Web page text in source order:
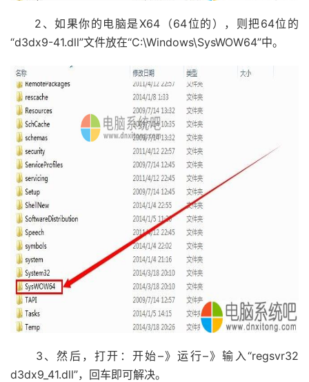
2、如果你的电脑是X64（64位的），则把64位的
“d3dx9-41.dll”文件放在“C:\Windows\SysWOW64”中。
3、然后，打开：开始–》运行–》输入“regsvr32
d3dx9_41.dll”，回车即可解决。